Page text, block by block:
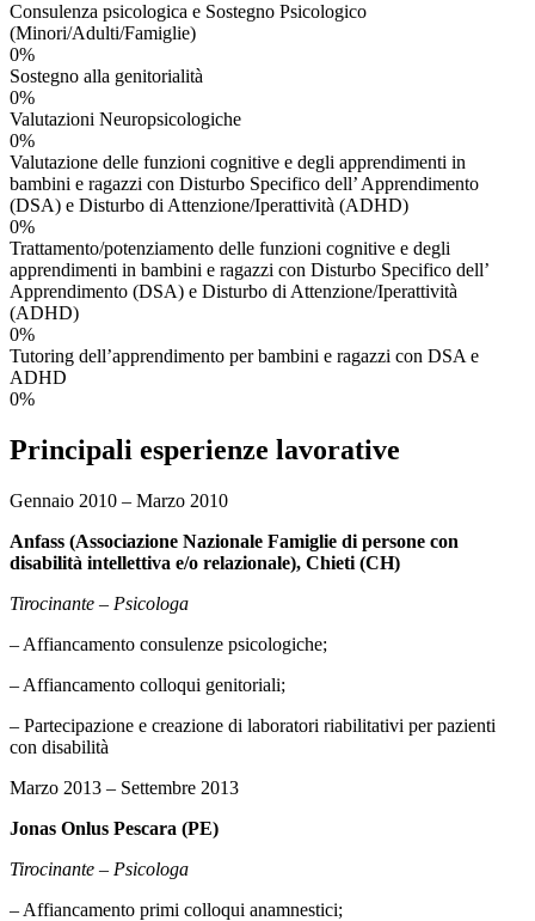
Consulenza psicologica e Sostegno Psicologico
(Minori/Adulti/Famiglie)
0%
Sostegno alla genitorialità
0%
Valutazioni Neuropsicologiche
0%
Valutazione delle funzioni cognitive e degli apprendimenti in
bambini e ragazzi con Disturbo Specifico dell’ Apprendimento
(DSA) e Disturbo di Attenzione/Iperattività (ADHD)
0%
Trattamento/potenziamento delle funzioni cognitive e degli
apprendimenti in bambini e ragazzi con Disturbo Specifico dell’
Apprendimento (DSA) e Disturbo di Attenzione/Iperattività
(ADHD)
0%
Tutoring dell’apprendimento per bambini e ragazzi con DSA e
ADHD
0%
Principali esperienze lavorative
Gennaio 2010 – Marzo 2010
Anfass (Associazione Nazionale Famiglie di persone con
disabilità intellettiva e/o relazionale), Chieti (CH)
Tirocinante – Psicologa
– Affiancamento consulenze psicologiche;
– Affiancamento colloqui genitoriali;
– Partecipazione e creazione di laboratori riabilitativi per pazienti
con disabilità
Marzo 2013 – Settembre 2013
Jonas Onlus Pescara (PE)
Tirocinante – Psicologa
– Affiancamento primi colloqui anamnestici;